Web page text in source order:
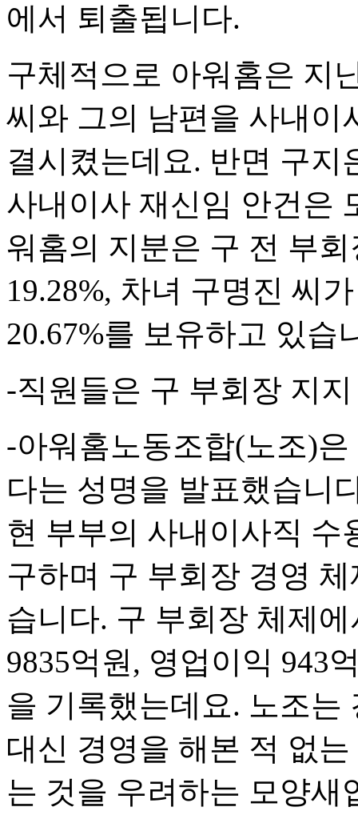
에서 퇴출됩니다.
구체적으로 아워홈은 지
씨와 그의 남편을 사내이
결시켰는데요. 반면 구지
사내이사 재신임 안건은
워홈의 지분은 구 전 부
19.28%, 차녀 구명진 씨
20.67%를 보유하고 있습
-직원들은 구 부회장 지
-아워홈노동조합(노조)
다는 성명을 발표했습니
현 부부의 사내이사직 수
구하며 구 부회장 경영
습니다. 구 부회장 체제
9835억원, 영업이익 943
을 기록했는데요. 노조는
대신 경영을 해본 적 없
는 것을 우려하는 모양새